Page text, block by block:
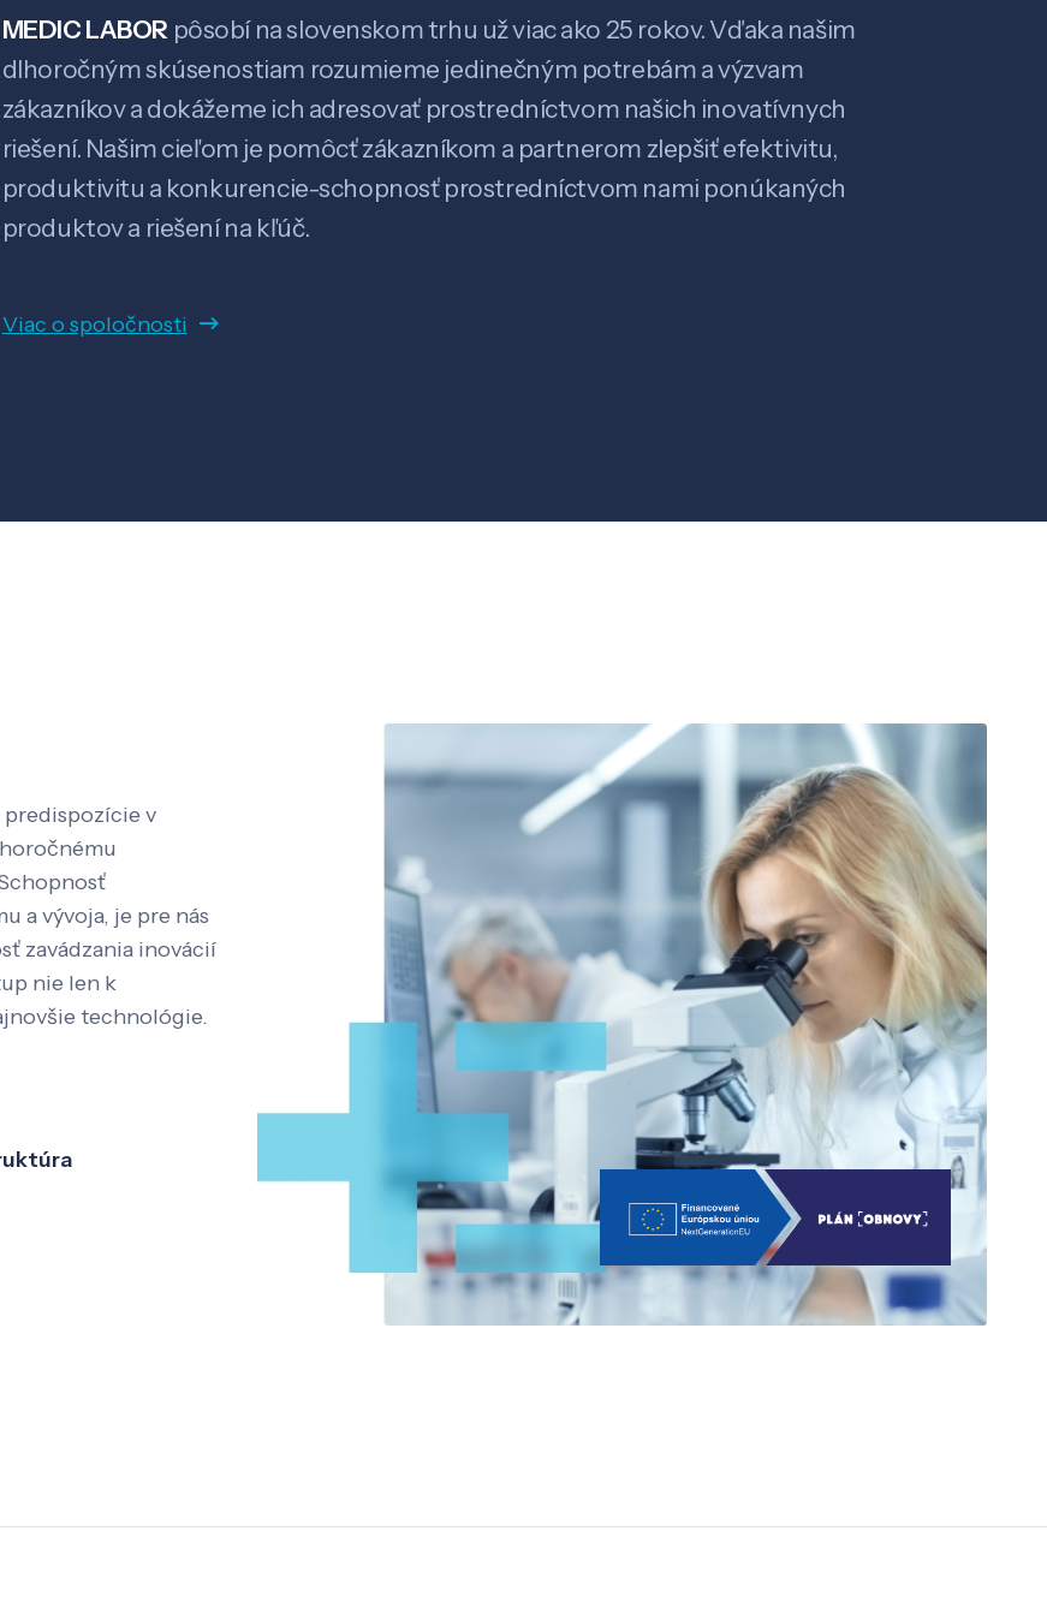
MEDIC LABOR pôsobí na slovenskom trhu už viac ako 25 rokov. Vďaka našim
dlhoročným skúsenostiam rozumieme jedinečným potrebám a výzvam
zákazníkov a dokážeme ich adresovať prostredníctvom našich inovatívnych
riešení. Našim cieľom je pomôcť zákazníkom a partnerom zlepšiť efektivitu,
produktivitu a konkurencie-schopnosť prostredníctvom nami ponúkaných
produktov a riešení na kľúč.
Viac o spoločnosti
predispozície v
a vývoja, je pre nás
zavádzania inovácií
nie len k
technológie.